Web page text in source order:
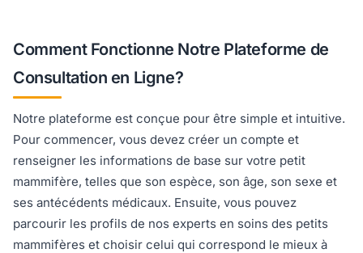
Comment Fonctionne Notre Plateforme de
Consultation en Ligne?
Notre plateforme est conçue pour être simple et intuitive.
Pour commencer, vous devez créer un compte et
renseigner les informations de base sur votre petit
mammifère, telles que son espèce, son âge, son sexe et
ses antécédents médicaux. Ensuite, vous pouvez
parcourir les profils de nos experts en soins des petits
mammifères et choisir celui qui correspond le mieux à